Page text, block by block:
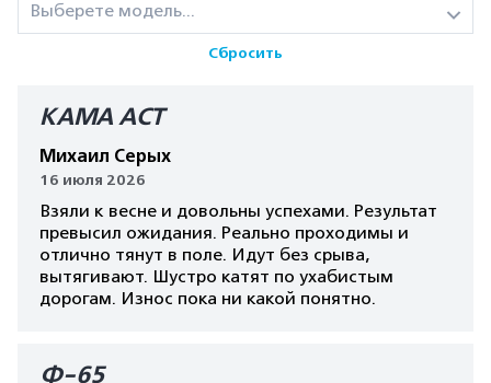
Выберете модель...
Сбросить
КАМА AСT
Михаил Серых
16 июля 2026
Взяли к весне и довольны успехами. Результат
превысил ожидания. Реально проходимы и
отлично тянут в поле. Идут без срыва,
вытягивают. Шустро катят по ухабистым
дорогам. Износ пока ни какой понятно.
Ф-65